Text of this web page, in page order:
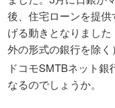
後、住宅ローンを提
げる動きとなりまし
外の形式の銀行を除く
ドコモSMTBネット
なるのでしょうか。